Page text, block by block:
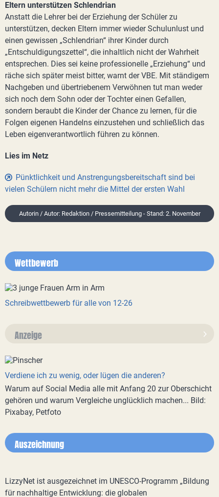
Eltern unterstützen Schlendrian
Anstatt die Lehrer bei der Erziehung der Schüler zu
unterstützen, decken Eltern immer wieder Schulunlust und
einen gewissen „Schlendrian“ ihrer Kinder durch
„Entschuldigungszettel“, die inhaltlich nicht der Wahrheit
entsprechen. Dies sei keine professionelle „Erziehung“ und
räche sich später meist bitter, warnt der VBE. Mit ständigem
Nachgeben und übertriebenem Verwöhnen tut man weder
sich noch dem Sohn oder der Tochter einen Gefallen,
sondern beraubt die Kinder der Chance zu lernen, für die
Folgen eigenen Handelns einzustehen und schließlich das
Leben eigenverantwortlich führen zu können.
Lies im Netz
Pünktlichkeit und Anstrengungsbereitschaft sind bei
vielen Schülern nicht mehr die Mittel der ersten Wahl
Autorin / Autor: Redaktion / Pressemitteilung - Stand: 2. November
Wettbewerb
Schreibwettbewerb für alle von 12-26
Anzeige
Verdiene ich zu wenig, oder lügen die anderen?
Warum auf Social Media alle mit Anfang 20 zur Oberschicht
gehören und warum Vergleiche unglücklich machen... Bild:
Pixabay, Petfoto
Auszeichnung
LizzyNet ist ausgezeichnet im UNESCO-Programm „Bildung
für nachhaltige Entwicklung: die globalen